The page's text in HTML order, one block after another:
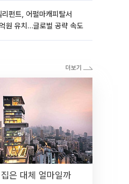
리펀트, 어펄마캐피탈서
원 유치…글로벌 공략 속도
은 대체 얼마일까